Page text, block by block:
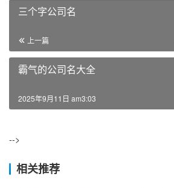
三个字公司名
上一篇
霸气的公司名大全
2025年9月11日 am3:03
-->
相关推荐